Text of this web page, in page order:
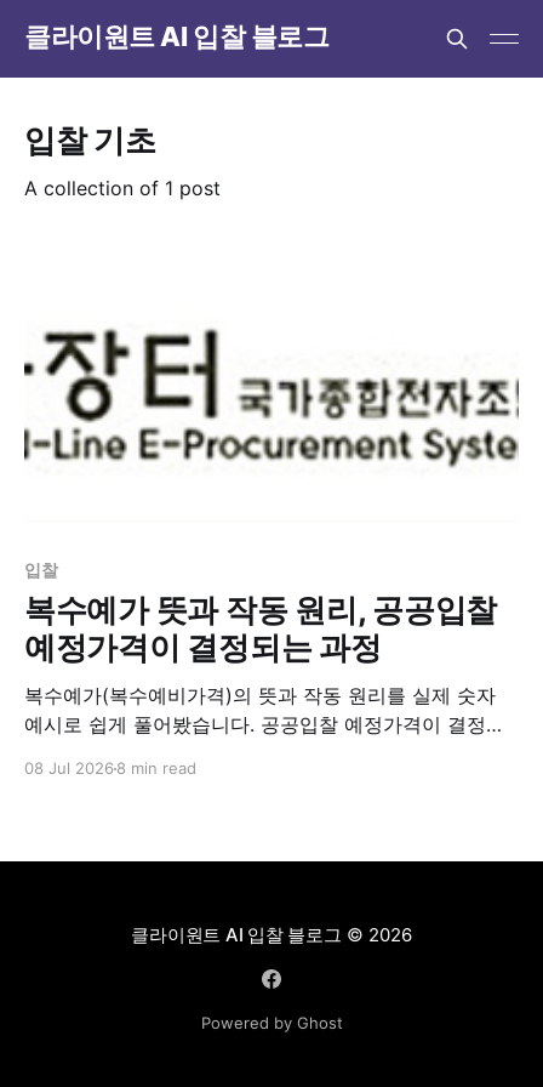
클라이원트 AI 입찰 블로그
입찰 기초
A collection of 1 post
입찰
복수예가 뜻과 작동 원리, 공공입찰
예정가격이 결정되는 과정
복수예가(복수예비가격)의 뜻과 작동 원리를 실제 숫자
예시로 쉽게 풀어봤습니다. 공공입찰 예정가격이 결정되
08 Jul 2026 8 min read
클라이원트 AI 입찰 블로그 © 2026
Powered by Ghost